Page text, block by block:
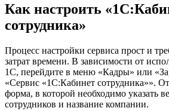
Как настроить
сотрудника»
Процесс настройки сервиса прост и
затрат времени. В зависимости от
1С, перейдите в меню «Кадры» или
«Сервис «1С:Кабинет сотрудника»».
форма, в которой необходимо указать
сотрудников и название компании.